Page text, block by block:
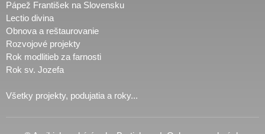
Pápež František na Slovensku
Lectio divina
Obnova a reštaurovanie
Rozvojové projekty
Rok modlitieb za farnosti
Rok sv. Jozefa
Všetky projekty, podujatia a roky...